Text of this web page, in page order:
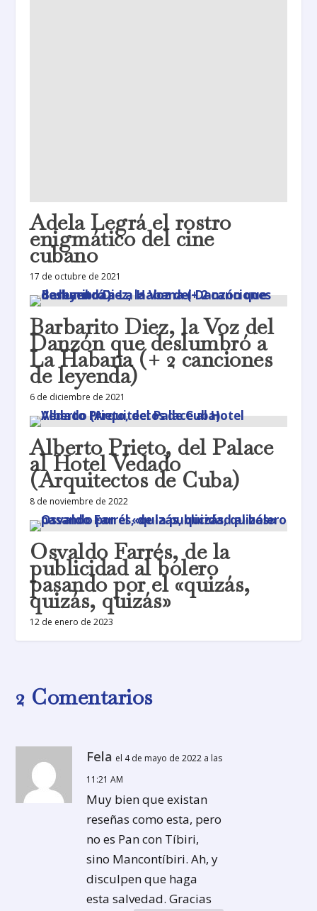
Adela Legrá el rostro
enigmático del cine
cubano
17 de octubre de 2021
Barbarito Diez, la Voz del
Danzón que deslumbró a
La Habana (+ 2 canciones
de leyenda)
6 de diciembre de 2021
Alberto Prieto, del Palace
al Hotel Vedado
(Arquitectos de Cuba)
8 de noviembre de 2022
Osvaldo Farrés, de la
publicidad al bolero
pasando por el «quizás,
quizás, quizás»
12 de enero de 2023
2 Comentarios
Fela el 4 de mayo de 2022 a las
11:21 AM
Muy bien que existan
reseñas como esta, pero
no es Pan con Tíbiri,
sino Mancontíbiri. Ah, y
disculpen que haga
esta salvedad. Gracias